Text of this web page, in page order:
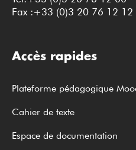
Fax :+33 (0)3 20 76 12 12
Accès rapides
Plateforme pédagogique
Cahier de texte
Espace de documentation